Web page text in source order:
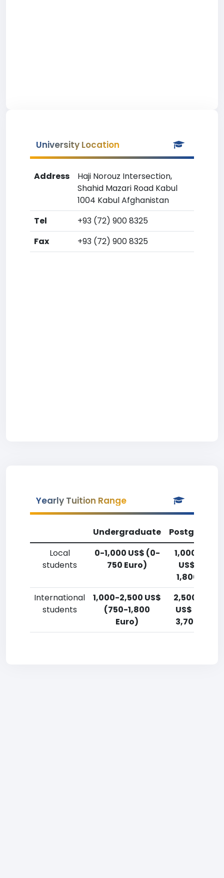
University Location
Address
Haji Norouz Intersection,
Shahid Mazari Road Kabul
1004 Kabul Afghanistan
Tel
+93 (72) 900 8325
Fax
+93 (72) 900 8325
Yearly Tuition Range
Undergraduate
Local
students
0-1,000 US$ (0-
750 Euro)
1,000-2,500
US$ (750-
1,800 Euro)
International
students
1,000-2,500 US$
(750-1,800
Euro)
2,500-
US$ (1,800-
3,700 Euro)